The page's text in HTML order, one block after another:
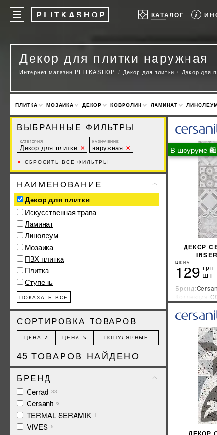
P LITKASHOP КАТАЛОГ
Декор для плитки наружная
Интернет магазин PLITKASHOP Декор для плитки Декор для
ПЛИТКА МОЗАИКА ДЕКОР КОВРОЛИН ЛАМИНАТ ЛИНОЛЕУМ
В шоуруме 🛍
ДЕКОР
ЦЕНА
129 грн
шт
Бренд:
Коллекция:
Страна-
ДЕКОР
ВЫБРАННЫЕ ФИЛЬТРЫ
КАТЕГОРИЯ
Декор для плитки
НАЗНАЧЕНИЕ
наружная
× СБРОСИТЬ ВСЕ ФИЛЬТРЫ
НАИМЕНОВАНИЕ
Декор для плитки
Искусственная трава
Ламинат
Линолеум
Мозаика
ПВХ плитка
Плитка
Ступень
ПОКАЗАТЬ ВСЕ
СОРТИРОВКА ТОВАРОВ
ЦЕНА ↗ ЦЕНА ↘ ПОПУЛЯРНЫЕ
45 ТОВАРОВ НАЙДЕНО
БРЕНД
Cerrad 33
Cersanit 6
TERMAL SERAMIK 1
VIVES 5